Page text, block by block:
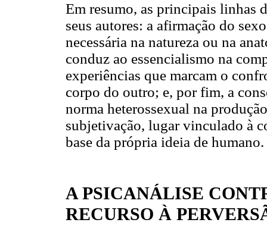
Em resumo, as principais linhas
seus autores: a afirmação do
necessária na natureza ou na
conduz ao essencialismo na
experiências que marcam o
corpo do outro; e, por fim, a
norma heterossexual na
subjetivação, lugar vinculado à
base da própria ideia de humano.
A PSICANÁLISE
RECURSO À